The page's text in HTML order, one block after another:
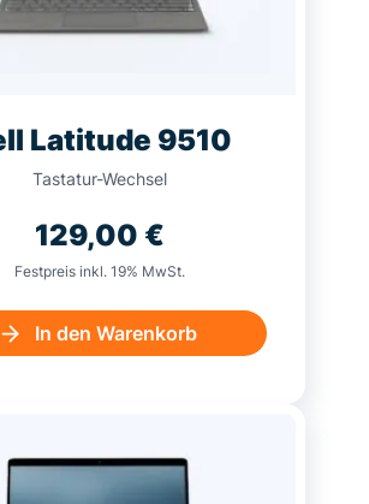
Latitude 9510
Tastatur-Wechsel
129,00 €
Festpreis inkl. 19% MwSt.
In den Warenkorb